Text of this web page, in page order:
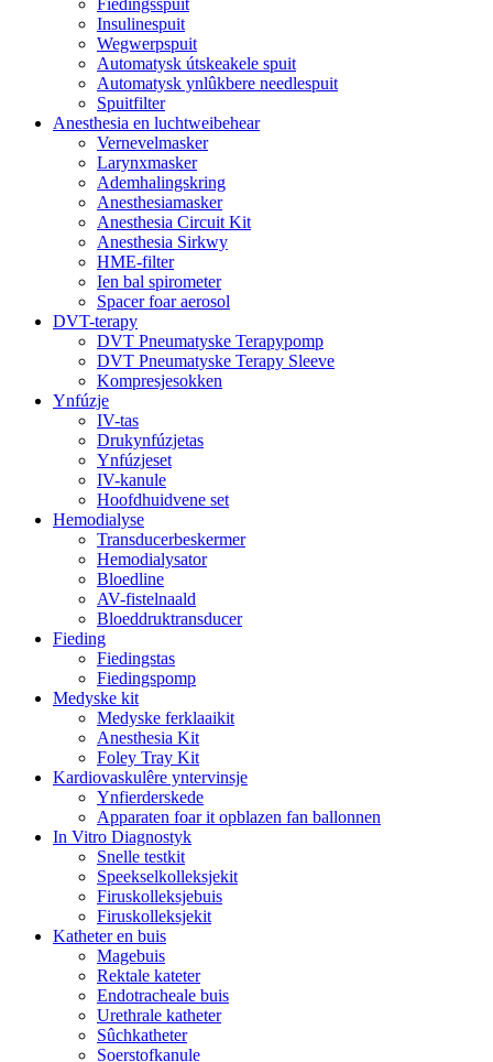
Insulinespuit
Wegwerpspuit
Automatysk útskeakele spuit
Automatysk ynlûkbere needlespuit
Spuitfilter
Anesthesia en luchtweibehear
Vernevelmasker
Larynxmasker
Ademhalingskring
Anesthesiamasker
Anesthesia Circuit Kit
Anesthesia Sirkwy
HME-filter
Ien bal spirometer
Spacer foar aerosol
DVT-terapy
DVT Pneumatyske Terapypomp
DVT Pneumatyske Terapy Sleeve
Kompresjesokken
Ynfúzje
IV-tas
Drukynfúzjetas
Ynfúzjeset
IV-kanule
Hoofdhuidvene set
Hemodialyse
Transducerbeskermer
Hemodialysator
Bloedline
AV-fistelnaald
Bloeddruktransducer
Fieding
Fiedingstas
Fiedingspomp
Medyske kit
Medyske ferklaaikit
Anesthesia Kit
Foley Tray Kit
Kardiovaskulêre yntervinsje
Ynfierderskede
Apparaten foar it opblazen fan ballonnen
In Vitro Diagnostyk
Snelle testkit
Speekselkolleksjekit
Firuskolleksjebuis
Firuskolleksjekit
Katheter en buis
Magebuis
Rektale kateter
Endotracheale buis
Urethrale katheter
Sûchkatheter
Soerstofkanule